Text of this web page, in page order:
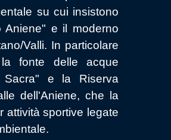
su cui insistono
Aniene" e il moderno
Valli. In particolare
fonte delle acque
Sacra" e la Riserva
dell'Aniene, che la
attività sportive legate